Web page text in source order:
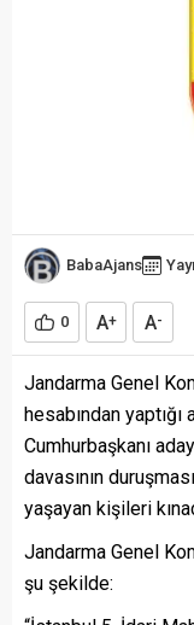
BabaAjans
0 A+ A-
Jandarma Genel
hesabından yaptığı
Cumhurbaşkanı
davasının
yaşayan kişileri
Jandarma Genel
şu şekilde: